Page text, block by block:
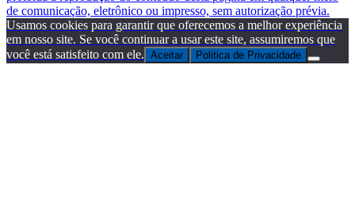
de comunicação, eletrônico ou impresso, sem autorização prévia.
Usamos cookies para garantir que oferecemos a melhor experiência
em nosso site. Se você continuar a usar este site, assumiremos que
você está satisfeito com ele. Aceitar Politica de Privacidade